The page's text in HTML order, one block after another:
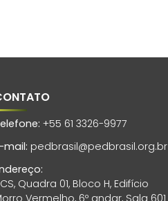
+55 61 3326-9977
mail: pedbrasil@pedbrasil.org.br
Quadra 01, Bloco H, Edifício